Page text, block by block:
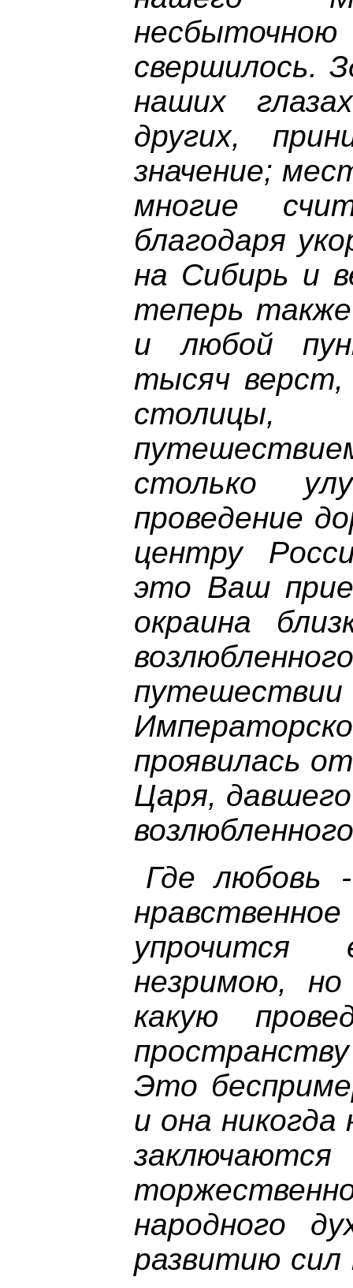
свершилось.
наших
других,
значение;
многие
благодаря
на Сибирь и
теперь также
и любой
тысяч
столько
проведение
центру
это Ваш
окраина
проявилась
Царя,
Где любовь
незримою,
какую
Это
и она
народного
развитию сил